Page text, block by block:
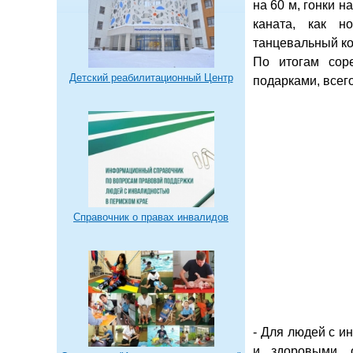
Детский реабилитационный Центр
Справочник о правах инвалидов
на 60 м, гонки
каната, как
танцевальный
По итогам
подарками,
- Для людей с